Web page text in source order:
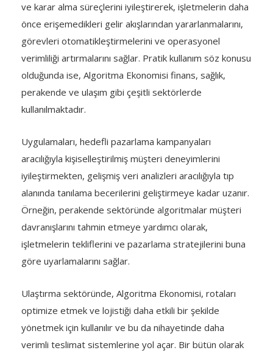
ve karar alma süreçlerini iyileştirerek, işletmelerin daha
önce erişemedikleri gelir akışlarından yararlanmalarını,
görevleri otomatikleştirmelerini ve operasyonel
verimliliği artırmalarını sağlar. Pratik kullanım söz konusu
olduğunda ise, Algoritma Ekonomisi finans, sağlık,
perakende ve ulaşım gibi çeşitli sektörlerde
kullanılmaktadır.
Uygulamaları, hedefli pazarlama kampanyaları
aracılığıyla kişiselleştirilmiş müşteri deneyimlerini
iyileştirmekten, gelişmiş veri analizleri aracılığıyla tıp
alanında tanılama becerilerini geliştirmeye kadar uzanır.
Örneğin, perakende sektöründe algoritmalar müşteri
davranışlarını tahmin etmeye yardımcı olarak,
işletmelerin tekliflerini ve pazarlama stratejilerini buna
göre uyarlamalarını sağlar.
Ulaştırma sektöründe, Algoritma Ekonomisi, rotaları
optimize etmek ve lojistiği daha etkili bir şekilde
yönetmek için kullanılır ve bu da nihayetinde daha
verimli teslimat sistemlerine yol açar. Bir bütün olarak